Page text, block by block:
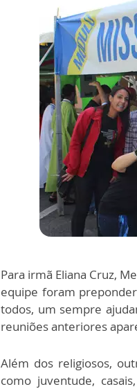
Para irmã Eliana Cruz,
equipe foram
todos, um sempre
reuniões anteriores
Além dos religiosos,
como juventude,